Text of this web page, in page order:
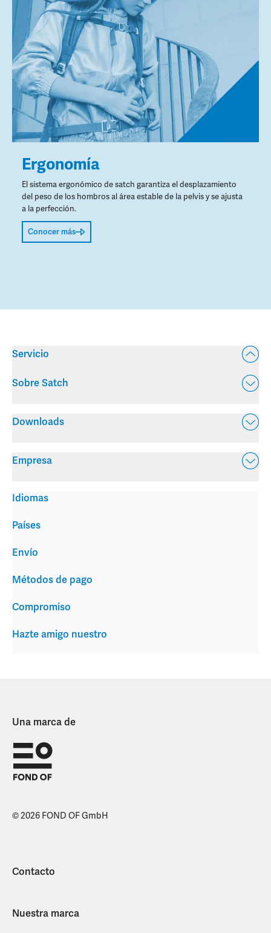
Ergonomía
El sistema ergonómico de satch garantiza el desplazamiento
del peso de los hombros al área estable de la pelvis y se ajusta
a la perfección.
Conocer más
Servicio
Sobre Satch
Downloads
Empresa
Envío
Métodos de pago
Compromiso
Hazte amigo nuestro
Idiomas
Países
Una marca de
© 2026 FOND OF GmbH
Contacto
Nuestra marca